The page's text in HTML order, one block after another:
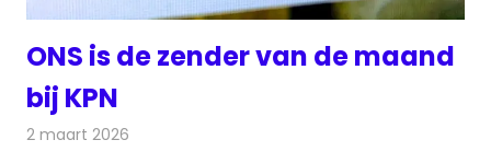
ONS is de zender van de maand
bij KPN
2 maart 2026